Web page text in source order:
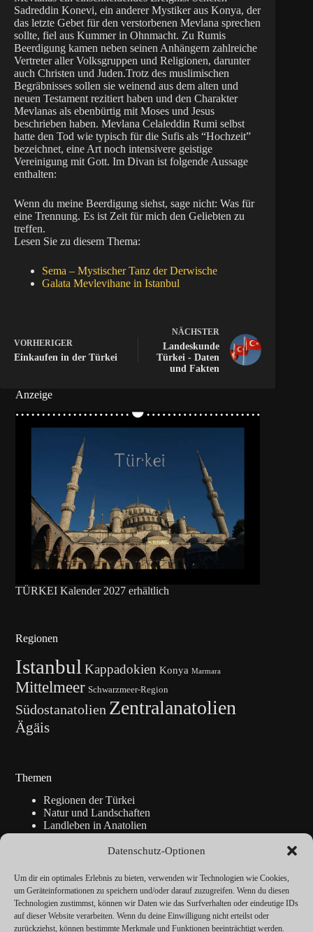
Datenschutz-Optionen
Um dir ein optimales Erlebnis zu bieten, verwenden wir Technologien wie Cookies,
um Geräteinformationen zu speichern und/oder darauf zuzugreifen. Wenn du diesen
Technologien zustimmst, können wir Daten wie das Surfverhalten oder eindeutige IDs
auf dieser Website verarbeiten. Wenn du deine Einwilligung nicht erteilst oder
zurückziehst, können bestimmte Merkmale und Funktionen beeinträchtigt werden.
Sadreddin Konevi, ein anderer Mystiker aus Konya, der
das letzte Gebet für den verstorbenen Mevlana sprechen
sollte, fiel aus Kummer in Ohnmacht. Zu Rumis
Beerdigung kamen neben seinen Anhängern zahlreiche
Vertreter aller Volksgruppen und Religionen, darunter
auch Christen und Juden.Trotz des muslimischen
Begräbnisses sollen sie weinend aus dem alten und
neuen Testament rezitiert haben und den Charakter
Mevlanas als ebenbürtig mit Moses und Jesus
beschrieben haben. Mevlana Celaleddin Rumi selbst
hatte den Tod wie typisch für die Sufis als “Hochzeit”
bezeichnet, eine Art noch intensivere geistige
Vereinigung mit Gott. Im Divan ist folgende Aussage
enthalten:
Wenn du meine Beerdigung siehst, sage nicht: Was für
eine Trennung. Es ist Zeit für mich den Geliebten zu
treffen.
Lesen Sie zu diesem Thema:
Sema – Mystischer Tanz der Derwische
Galata Mevlevihane in Istanbul
VORHERIGER
Einkaufen in der Türkei
NÄCHSTER
Landeskunde
Türkei - Daten
und Fakten
Anzeige
TÜRKEI Kalender 2027 erhältlich
Regionen
Istanbul Kappadokien Konya Marmara
Mittelmeer Schwarzmeer-Region
Südostanatolien Zentralanatolien
Ägäis
Themen
Regionen der Türkei
Natur und Landschaften
Landleben in Anatolien
Blickpunkte
Reise-Info